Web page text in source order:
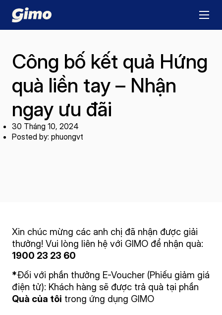
Công bố kết quả Hứng
quà liền tay – Nhận
ngay ưu đãi
30 Tháng 10, 2024
Posted by: phuongvt
Xin chúc mừng các anh chị đã nhận được giải
thưởng! Vui lòng liên hệ với GIMO để nhận quà:
1900 23 23 60
*Đối với phần thưởng E-Voucher (Phiếu giảm giá
điện tử): Khách hàng sẽ được trả quà tại phần
Quà của tôi trong ứng dụng GIMO